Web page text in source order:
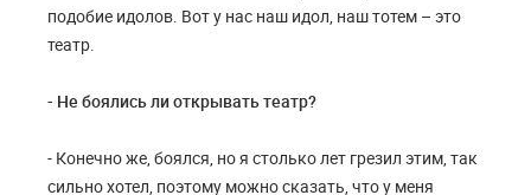
подобие идолов. Вот у нас наш идол, наш тотем – это
театр.
- Не боялись ли открывать театр?
- Конечно же, боялся, но я столько лет грезил этим, так
сильно хотел, поэтому можно сказать, что у меня